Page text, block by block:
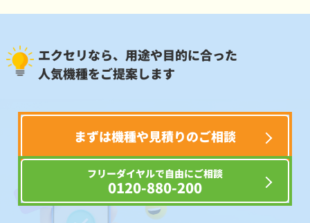
エクセリなら、用途や目的に合った
人気機種をご提案します
まずは機種や見積りのご相談
フリーダイヤルで自由にご相談
0120-880-200